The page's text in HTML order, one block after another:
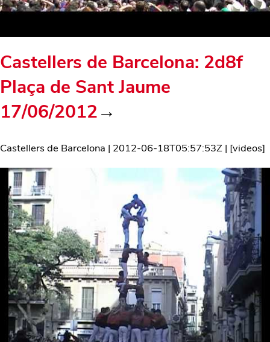
Castellers de Barcelona: 2d8f
Plaça de Sant Jaume
17/06/2012→
Castellers de Barcelona | 2012-06-18T05:57:53Z | [videos]